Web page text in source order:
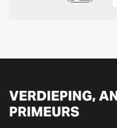
VERDIEPING,
PRIMEURS